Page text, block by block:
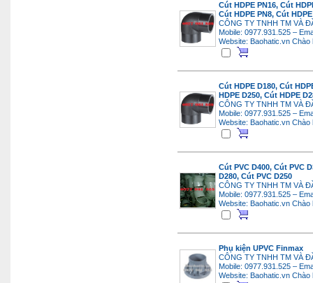
Cút HDPE PN16, Cút
Cút HDPE PN8, Cút
CÔNG TY TNHH TM VÀ
Mobile: 0977.931.525 –
Website: Baohatic.vn Chào
Cút HDPE D180, Cút
HDPE D250, Cút HDPE
CÔNG TY TNHH TM VÀ
Mobile: 0977.931.525 –
Website: Baohatic.vn Chào
Cút PVC D400, Cút PVC
D280, Cút PVC D250
CÔNG TY TNHH TM VÀ
Mobile: 0977.931.525 –
Website: Baohatic.vn Chào
Phụ kiện UPVC Finmax
CÔNG TY TNHH TM VÀ
Mobile: 0977.931.525 –
Website: Baohatic.vn Chào